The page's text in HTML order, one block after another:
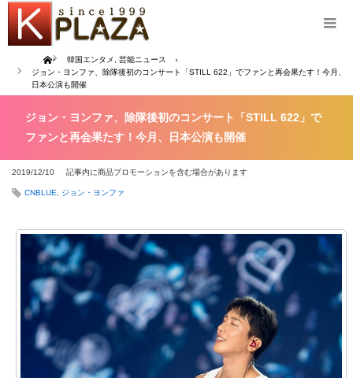
Home 韓国エンタメ
芸能ニュース
ジョン・ヨンファ、除隊後初のコンサート「STILL 622」でファンと再会果たす！今月、
日本公演も開催
ジョン・ヨンファ、除隊後初のコンサート「STILL 622」で
ファンと再会果たす！今月、日本公演も開催
2019/12/10 記事内に商品プロモーションを含む場合があります
CNBLUE ジョン・ヨンファ